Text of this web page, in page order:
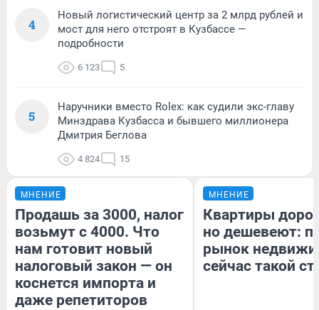
4
Новый логистический центр за 2 млрд рублей и
мост для него отстроят в Кузбассе —
подробности
6 123 5
5
Наручники вместо Rolex: как судили экс-главу
Минздрава Кузбасса и бывшего миллионера
Дмитрия Беглова
4 824 15
МНЕНИЕ
Продашь за 3000, налог
возьмут с 4000. Что
нам готовит новый
налоговый закон — он
коснется импорта и
даже репетиторов
МНЕНИЕ
Квартиры
но дешевеют:
рынок
сейчас такой